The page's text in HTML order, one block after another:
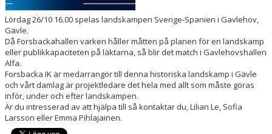
CAFETERIA
Lördag 26/10 16.00 spelas landskampen Sverige-Spanien i Gavlehov,
Gävle.
Då Forsbackahallen varken håller måtten på planen för en landskamp
eller publikkapaciteten på läktarna, så blir det match i Gavlehovshallen
Alfa.
Forsbacka IK är medarrangör till denna historiska landskamp i Gävle
och vårt damlag är projektledare det hela med allt som måste göras
inför, under och efter landskampen.
Är du intresserad av att hjälpa till så kontaktar du, Lilian Le, Sofia
Larsson eller Emma Pihlajainen.